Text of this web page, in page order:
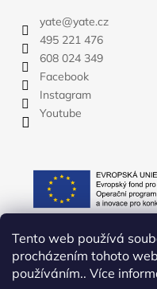
Tento web používá
procházením tohoto
používáním.. Více
yate@yate.cz
495 221 476
608 024 349
Facebook
Instagram
Youtube